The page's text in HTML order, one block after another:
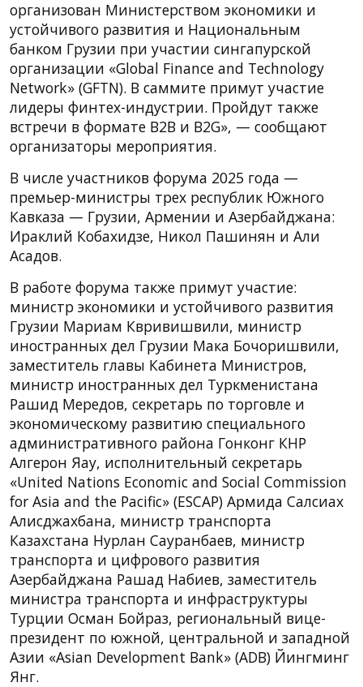
организован Министерством экономики и
устойчивого развития и Национальным
банком Грузии при участии сингапурской
организации «Global Finance and Technology
Network» (GFTN). В саммите примут участие
лидеры финтех-индустрии. Пройдут также
встречи в формате B2B и B2G», — сообщают
организаторы мероприятия.
В числе участников форума 2025 года —
премьер-министры трех республик Южного
Кавказа — Грузии, Армении и Азербайджана:
Ираклий Кобахидзе, Никол Пашинян и Али
Асадов.
В работе форума также примут участие:
министр экономики и устойчивого развития
Грузии Мариам Квривишвили, министр
иностранных дел Грузии Мака Бочоришвили,
заместитель главы Кабинета Министров,
министр иностранных дел Туркменистана
Рашид Мередов, секретарь по торговле и
экономическому развитию специального
административного района Гонконг КНР
Алгерон Яау, исполнительный секретарь
«United Nations Economic and Social Commission
for Asia and the Pacific» (ESCAP) Армида Салсиах
Алисджахбана, министр транспорта
Казахстана Нурлан Сауранбаев, министр
транспорта и цифрового развития
Азербайджана Рашад Набиев, заместитель
министра транспорта и инфраструктуры
Турции Осман Бойраз, региональный вице-
президент по южной, центральной и западной
Азии «Asian Development Bank» (ADB) Йингминг
Янг.